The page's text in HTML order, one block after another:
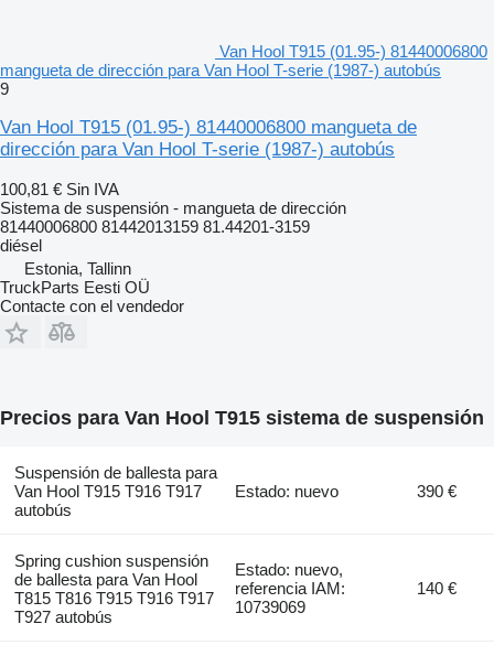
Van Hool T915 (01.95-) 81440006800
mangueta de dirección para Van Hool T-serie (1987-) autobús
9
Van Hool T915 (01.95-) 81440006800 mangueta de
dirección para Van Hool T-serie (1987-) autobús
100,81 € Sin IVA
Sistema de suspensión - mangueta de dirección
81440006800 81442013159 81.44201-3159
diésel
Estonia, Tallinn
TruckParts Eesti OÜ
Contacte con el vendedor
Precios para Van Hool T915 sistema de suspensión
Suspensión de ballesta para
Van Hool T915 T916 T917
autobús
Estado: nuevo 390 €
Spring cushion suspensión
de ballesta para Van Hool
T815 T816 T915 T916 T917
T927 autobús
Estado: nuevo,
referencia IAM:
10739069
140 €